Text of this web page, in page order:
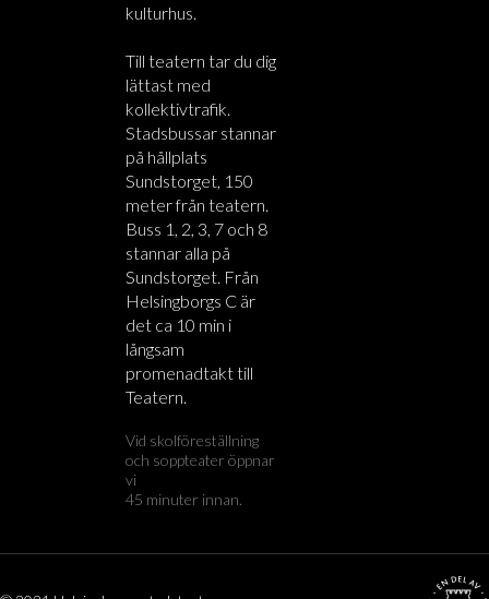
kulturhus.
Till teatern tar du dig
lättast med
kollektivtrafik.
Stadsbussar stannar
på hållplats
Sundstorget, 150
meter från teatern.
Buss 1, 2, 3, 7 och 8
stannar alla på
Sundstorget. Från
Helsingborgs C är
det ca 10 min i
långsam
promenadtakt till
Teatern.
Vid skolföreställning
och soppteater öppnar
vi
45 minuter innan.